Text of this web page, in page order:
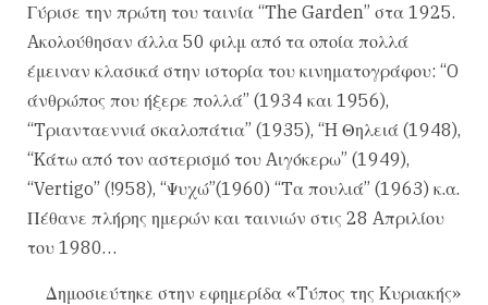
Γύρισε την πρώτη του ταινία “The Garden” στα 1925.
Aκολούθησαν άλλα 50 φιλμ από τα οποία πολλά
έμειναν κλασικά στην ιστορία του κινηματογράφου: “O
άνθρώπος που ήξερε πολλά” (1934 και 1956),
“Tριανταεννιά σκαλοπάτια” (1935), “H Θηλειά (1948),
“Kάτω από τον αστερισμό του Aιγόκερω” (1949),
“Vertigo” (!958), “Ψυχώ”(1960) “Tα πουλιά” (1963) κ.α.
Πέθανε πλήρης ημερών και ταινιών στις 28 Aπριλίου
του 1980…
Δημοσιεύτηκε στην εφημερίδα «Tύπος της Kυριακής»